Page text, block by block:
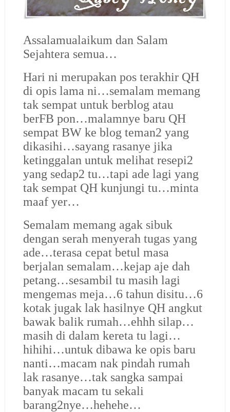
Assalamualaikum dan Salam
Sejahtera semua…
Hari ni merupakan pos terakhir QH
di opis lama ni…semalam memang
tak sempat untuk berblog atau
berFB pon…malamnye baru QH
sempat BW ke blog teman2 yang
dikasihi…sayang rasanye jika
ketinggalan untuk melihat resepi2
yang sedap2 tu…tapi ade lagi yang
tak sempat QH kunjungi tu…minta
maaf yer…
Semalam memang agak sibuk
dengan serah menyerah tugas yang
ade…terasa cepat betul masa
berjalan semalam…kejap aje dah
petang…sesambil tu masih lagi
mengemas meja…6 tahun disitu…6
kotak jugak lak hasilnye QH angkut
bawak balik rumah…ehhh silap…
masih di dalam kereta tu lagi…
hihihi…untuk dibawa ke opis baru
nanti…macam nak pindah rumah
lak rasanye…tak sangka sampai
banyak macam tu sekali
barang2nye…hehehe…